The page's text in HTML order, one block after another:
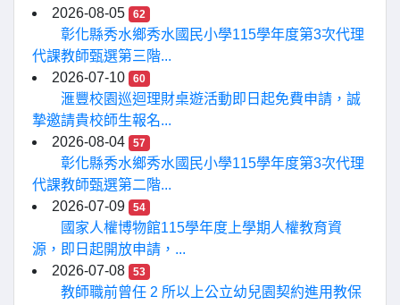
2026-08-05
62
彰化縣秀水鄉秀水國民小學115學年度第3次代理
代課教師甄選第三階...
2026-07-10
60
滙豐校園巡迴理財桌遊活動即日起免費申請，誠
摯邀請貴校師生報名...
2026-08-04
57
彰化縣秀水鄉秀水國民小學115學年度第3次代理
代課教師甄選第二階...
2026-07-09
54
國家人權博物館115學年度上學期人權教育資
源，即日起開放申請，...
2026-07-08
53
教師職前曾任 2 所以上公立幼兒園契約進用教保